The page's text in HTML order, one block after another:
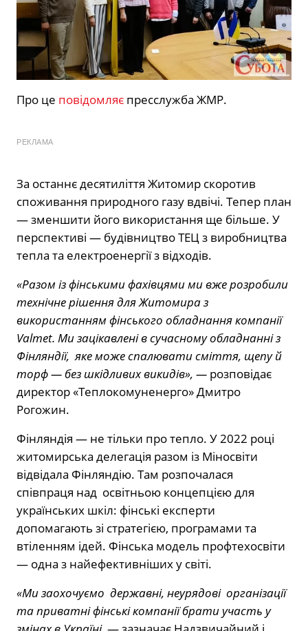
Про це повідомляє пресслужба ЖМР.
РЕКЛАМА
За останнє десятиліття Житомир скоротив
споживання природного газу вдвічі. Тепер план
— зменшити його використання ще більше. У
перспективі — будівництво ТЕЦ з виробництва
тепла та електроенергії з відходів.
«Разом із фінськими фахівцями ми вже розробили
технічне рішення для Житомира з
використанням фінського обладнання компанії
Valmet. Ми зацікавлені в сучасному обладнанні з
Фінляндії, яке може спалювати сміття, щепу й
торф — без шкідливих викидів», — розповідає
директор «Теплокомуненерго» Дмитро
Рогожин.
Фінляндія — не тільки про тепло. У 2022 році
житомирська делегація разом із Міносвіти
відвідала Фінляндію. Там розпочалася
співпраця над освітньою концепцією для
українських шкіл: фінські експерти
допомагають зі стратегією, програмами та
втіленням ідей. Фінська модель профтехосвіти
— одна з найефективніших у світі.
«Ми заохочуємо державні, неурядові організації
та приватні фінські компанії брати участь у